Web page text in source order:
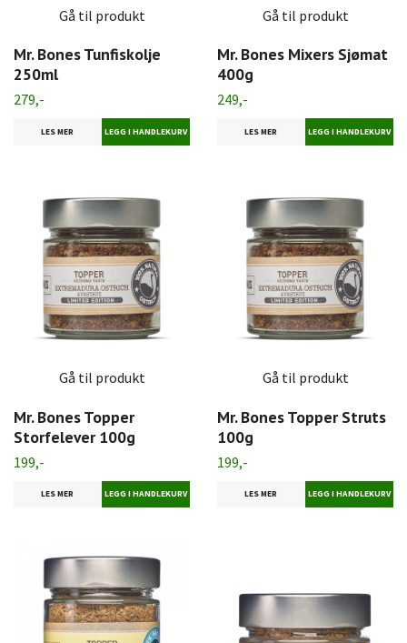
Gå til produkt
Mr. Bones Tunfiskolje
250ml
279,-
LES MER
Gå til produkt
Mr. Bones Mixers Sjømat
400g
249,-
LES MER
Gå til produkt
Mr. Bones Topper
Storfelever 100g
199,-
LES MER
Gå til produkt
Mr. Bones Topper Struts
100g
199,-
LES MER